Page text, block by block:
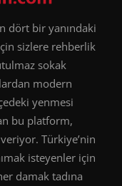
dört bir yanındaki
sizlere rehberlik
sokak
modern
yenmesi
bu platform,
Türkiye’nin
isteyenler için
damak tadına